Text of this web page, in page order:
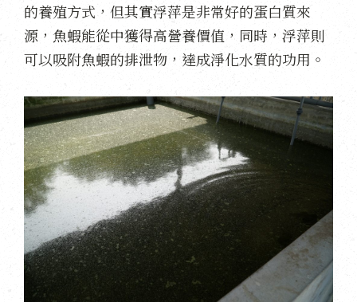
的養殖方式，但其實浮萍是非常好的蛋白質來
源，魚蝦能從中獲得高營養價值，同時，浮萍則
可以吸附魚蝦的排泄物，達成淨化水質的功用。